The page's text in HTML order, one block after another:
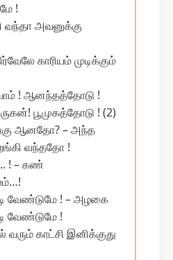
!
வந்தா அவனுக்கு
காரியம் முடிக்கும்
! ஆனந்தத்தோடு !
பூமுகத்தோடு ! (2)
ஆனதோ? – அந்த‌
வந்ததோ !
! – கண்
வேண்டுமே ! – அழகை
வேண்டுமே !
வரும் காட்சி இனிக்குது